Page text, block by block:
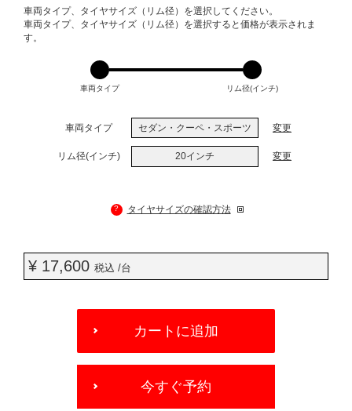
VARIATIONS
車両タイプ、タイヤサイズ（リム径）を選択してください。
車両タイプ、タイヤサイズ（リム径）を選択すると価格が表示されま
す。
車両タイプ リム径(インチ)
車両タイプ セダン・クーペ・スポーツ 変更
リム径(インチ) 20インチ 変更
? タイヤサイズの確認方法
¥ 17,600 税込 /台
OPTIONS
カートに追加
今すぐ予約